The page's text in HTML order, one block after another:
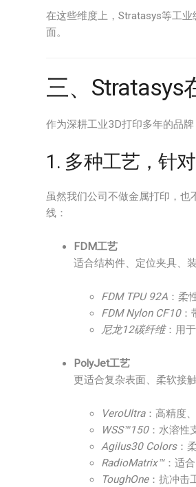
在这些维度上，Stratasys等工
面。
三、Stratasys
作为深耕工业3D打印多年的品牌
1. 多种工艺，针
虽然我们公司不做金属打印，
线：
FDM工艺
适合结构件、定位夹具、
FDM TPU 92A ：柔
FDM Nylon CF10：
尼龙12碳纤维：用
PolyJet工艺
更适合复杂表面、柔软接
VeroUltra：高精度
WSS™150：水溶性
Agilus30 Colors：
RadioMatrix™：适
ToughOne：抗冲击